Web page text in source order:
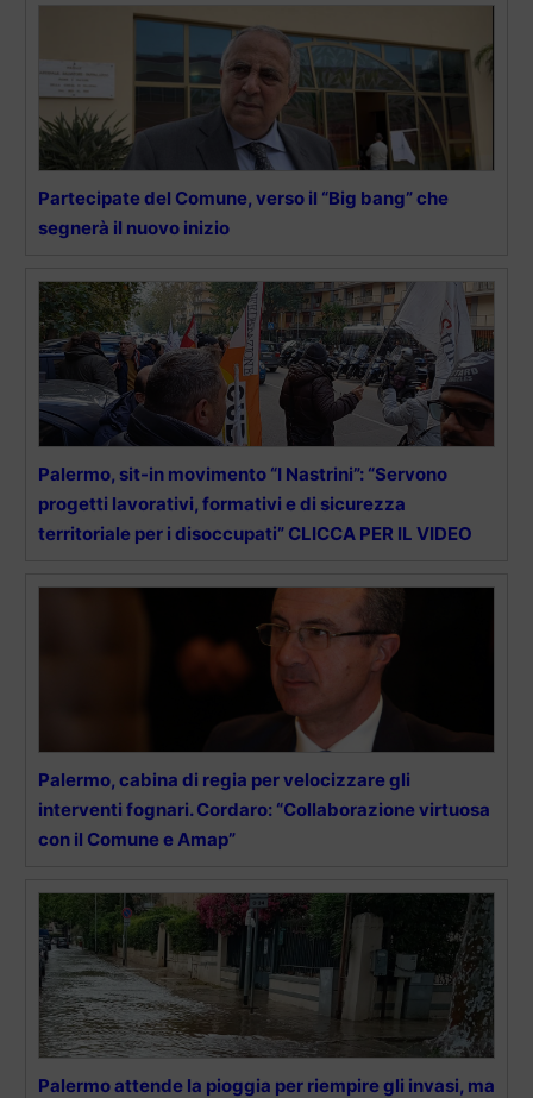
Partecipate del Comune, verso il “Big bang” che
segnerà il nuovo inizio
Palermo, sit-in movimento “I Nastrini”: “Servono
progetti lavorativi, formativi e di sicurezza
territoriale per i disoccupati” CLICCA PER IL VIDEO
Palermo, cabina di regia per velocizzare gli
interventi fognari. Cordaro: “Collaborazione virtuosa
con il Comune e Amap”
Palermo attende la pioggia per riempire gli invasi, ma